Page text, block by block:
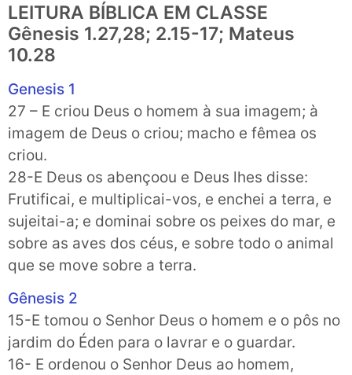
LEITURA BÍBLICA EM CLASSE
Gênesis 1.27,28; 2.15-17; Mateus
10.28
Genesis 1
27 – E criou Deus o homem à sua imagem; à
imagem de Deus o criou; macho e fêmea os
criou.
28-E Deus os abençoou e Deus lhes disse:
Frutificai, e multiplicai-vos, e enchei a terra, e
sujeitai-a; e dominai sobre os peixes do mar, e
sobre as aves dos céus, e sobre todo o animal
que se move sobre a terra.
Gênesis 2
15-E tomou o Senhor Deus o homem e o pôs no
jardim do Éden para o lavrar e o guardar.
16- E ordenou o Senhor Deus ao homem,